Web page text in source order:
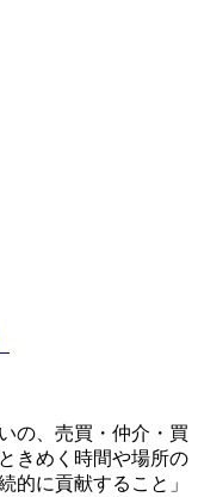
の、売買・仲介・買
きめく時間や場所の
的に貢献すること」